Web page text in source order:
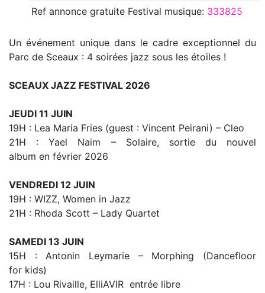
Ref annoncegratuite Festival musique: 333825
Un événement unique dans le cadre exceptionnel du
Parc de Sceaux : 4 soirées jazz sous les étoiles !
SCEAUX JAZZ FESTIVAL 2026
JEUDI 11 JUIN
19H : Lea Maria Fries (guest : Vincent Peirani) – Cleo
21H : Yael Naim – Solaire, sortie du nouvel
album en février 2026
VENDREDI 12 JUIN
19H : WIZZ, Women in Jazz
21H : Rhoda Scott – Lady Quartet
SAMEDI 13 JUIN
15H : Antonin Leymarie – Morphing (Dancefloor
for kids)
17H : Lou Rivaille, ElliAVIR entrée libre